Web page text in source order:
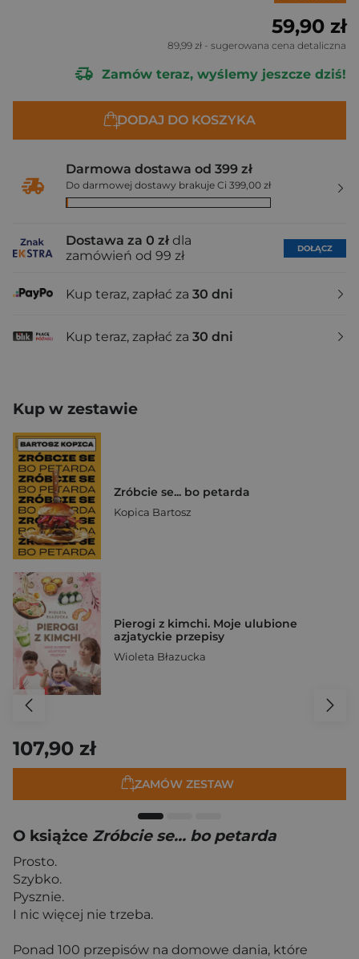
59,90 zł
89,99 zł - sugerowana cena detaliczna
Zamów teraz, wyślemy jeszcze dziś!
DODAJ DO KOSZYKA
Darmowa dostawa od 399 zł
Do darmowej dostawy brakuje Ci 399,00 zł
Dostawa za 0 zł dla
zamówień od 99 zł
DOŁĄCZ
Kup teraz, zapłać za 30 dni
Kup teraz, zapłać za 30 dni
Kup w zestawie
Zróbcie se... bo petarda
Kopica Bartosz
Pierogi z kimchi. Moje ulubione
azjatyckie przepisy
Wioleta Błazucka
107,90 zł
ZAMÓW ZESTAW
O książce Zróbcie se... bo petarda
Prosto.
Szybko.
Pysznie.
I nic więcej nie trzeba.
Ponad 100 przepisów na domowe dania, które